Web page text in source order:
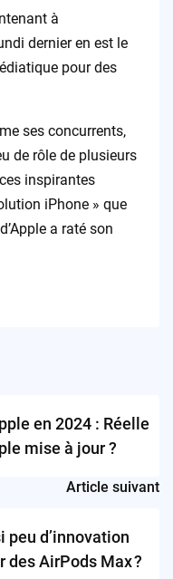
à
dernier en est le
pour des
ses concurrents,
de rôle de plusieurs
inspirantes
iPhone » que
a raté son
en 2024 : Réelle
mise à jour ?
Article suivant
peu d’innovation
des AirPods Max ?